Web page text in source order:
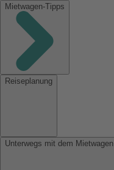
Mietwagen-Tipps
Reiseplanung
Unterwegs mit dem Mietwagen